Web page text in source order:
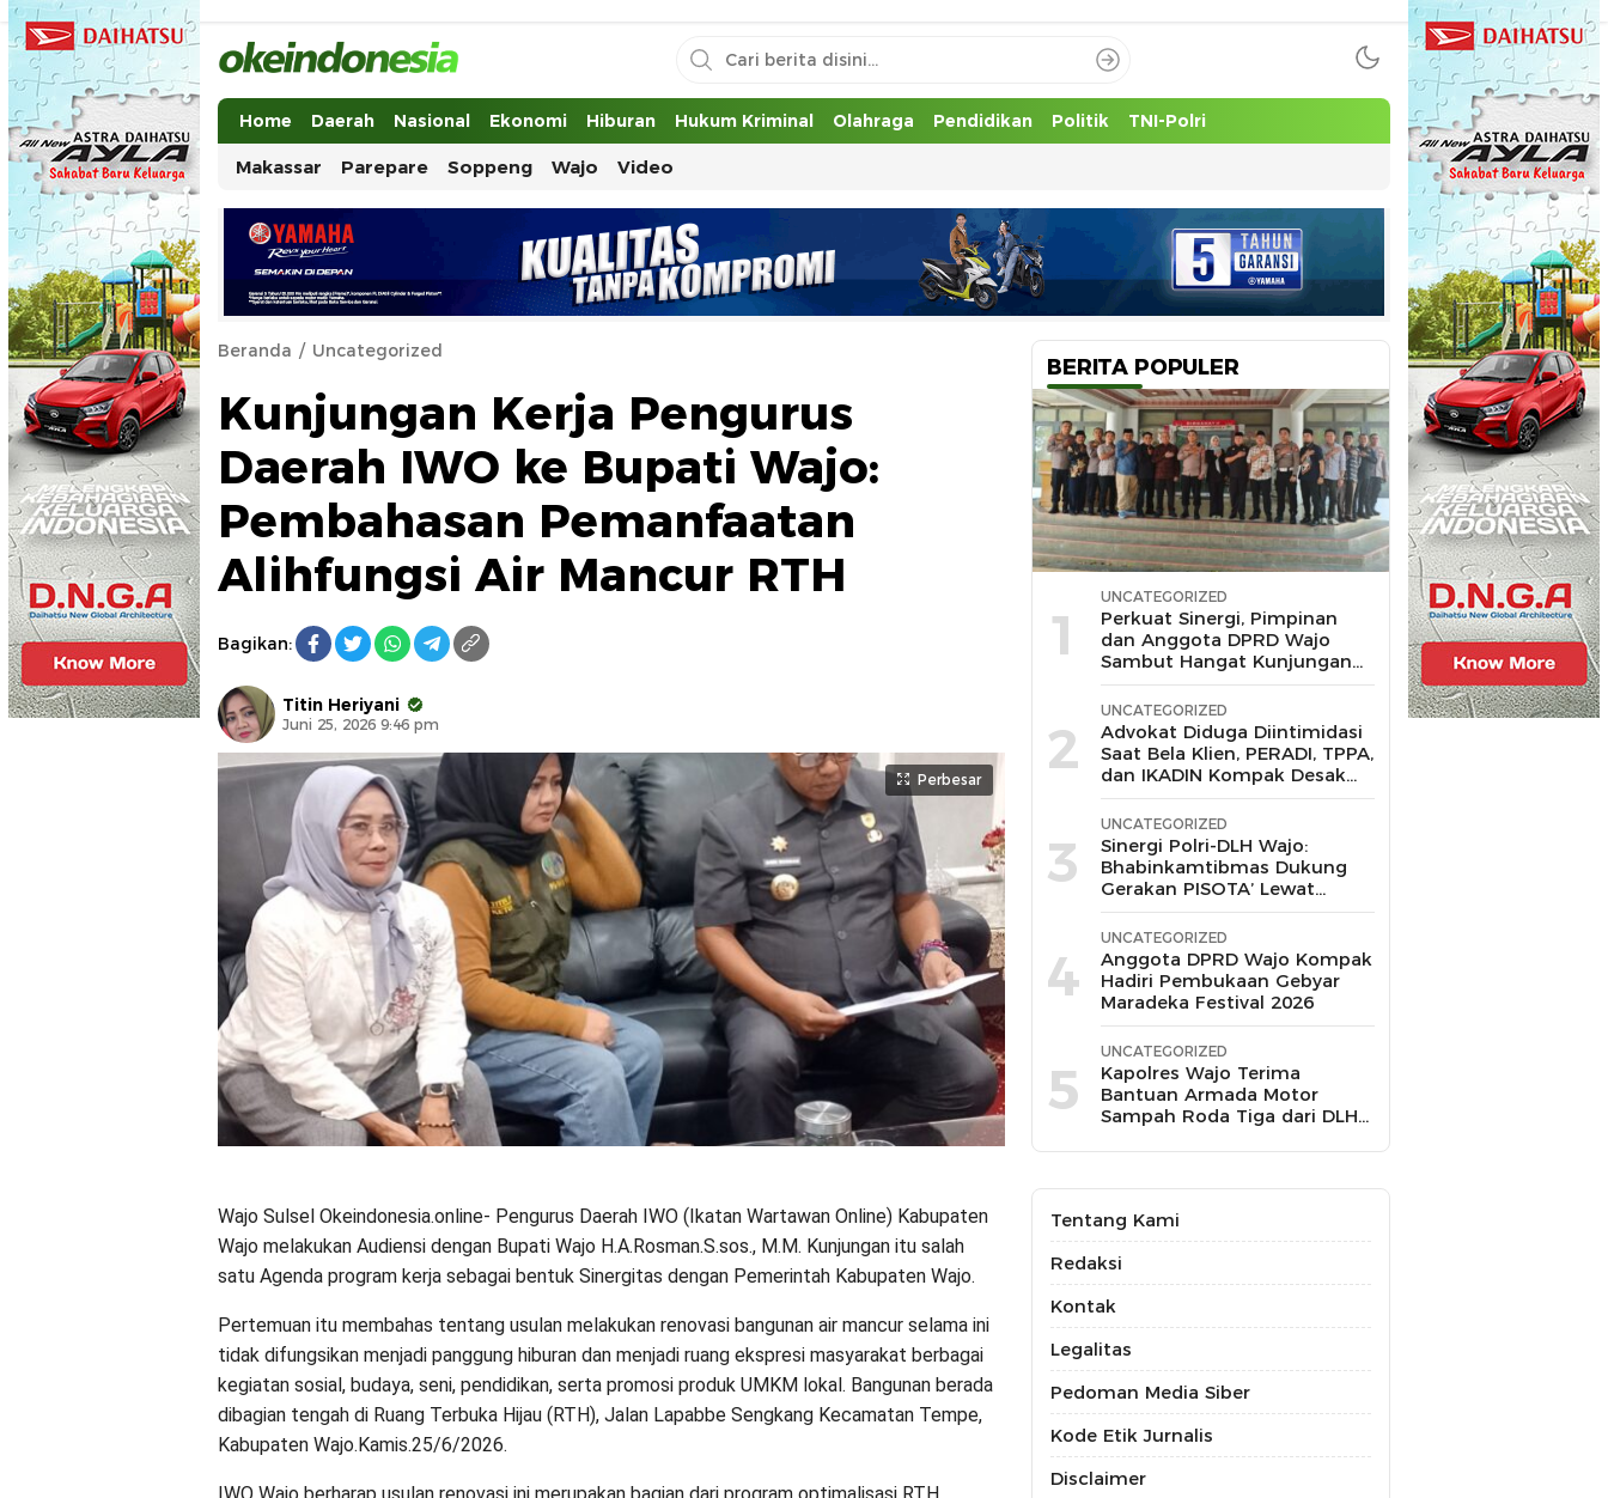
Okeindonesia.Online
Mengonlinekan Indonesia Secara Utuh
Home Daerah Nasional Ekonomi Hiburan Hukum Kriminal Olahraga Pendidikan Politik TNI-Polri
Makassar Parepare Soppeng Wajo Video
Beranda Uncategorized
Kunjungan Kerja Pengurus
Daerah IWO ke Bupati Wajo:
Pembahasan Pemanfaatan
Alihfungsi Air Mancur RTH
Bagikan:
Titin Heriyani
Juni 25, 2026 9:46 pm
Perbesar
Wajo Sulsel Okeindonesia.online- Pengurus Daerah IWO (Ikatan Wartawan Online) Kabupaten
Wajo melakukan Audiensi dengan Bupati Wajo H.A.Rosman.S.sos., M.M. Kunjungan itu salah
satu Agenda program kerja sebagai bentuk Sinergitas dengan Pemerintah Kabupaten Wajo.
Pertemuan itu membahas tentang usulan melakukan renovasi bangunan air mancur selama ini
tidak difungsikan menjadi panggung hiburan dan menjadi ruang ekspresi masyarakat berbagai
kegiatan sosial, budaya, seni, pendidikan, serta promosi produk UMKM lokal. Bangunan berada
dibagian tengah di Ruang Terbuka Hijau (RTH), Jalan Lapabbe Sengkang Kecamatan Tempe,
Kabupaten Wajo.Kamis.25/6/2026.
BERITA POPULER
1
UNCATEGORIZED
Perkuat Sinergi, Pimpinan
dan Anggota DPRD Wajo
Sambut Hangat Kunjungan
Silaturahmi Kapolres Wajo
yang Baru,
2
UNCATEGORIZED
Advokat Diduga Diintimidasi
Saat Bela Klien, PERADI, TPPA,
dan IKADIN Kompak Desak
Polda Riau Usut Tuntas
Dugaan Premanisme
3
UNCATEGORIZED
Sinergi Polri-DLH Wajo:
Bhabinkamtibmas Dukung
Gerakan PISOTA’ Lewat
Motor Sampah
4
UNCATEGORIZED
Anggota DPRD Wajo Kompak
Hadiri Pembukaan Gebyar
Maradeka Festival 2026
5
UNCATEGORIZED
Kapolres Wajo Terima
Bantuan Armada Motor
Sampah Roda Tiga dari DLH
Peduli Lingkungan
Tentang Kami
Redaksi
Kontak
Legalitas
Pedoman Media Siber
Kode Etik Jurnalis
Disclaimer